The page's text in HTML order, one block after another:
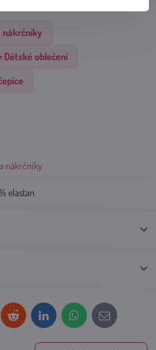
nákrčníky
Dětské oblečení
nákrčníky
elastan
Reddit LinkedInWhatsApp
E-
mail